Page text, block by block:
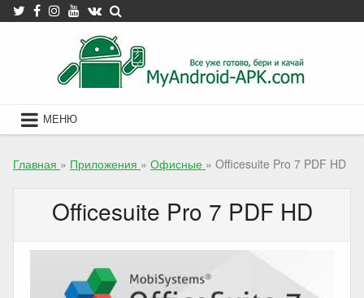
Skip
to
МЕНЮ
Главная » Приложения » Офисные » Officesuite Pro 7 PDF HD
Officesuite Pro 7 PDF HD